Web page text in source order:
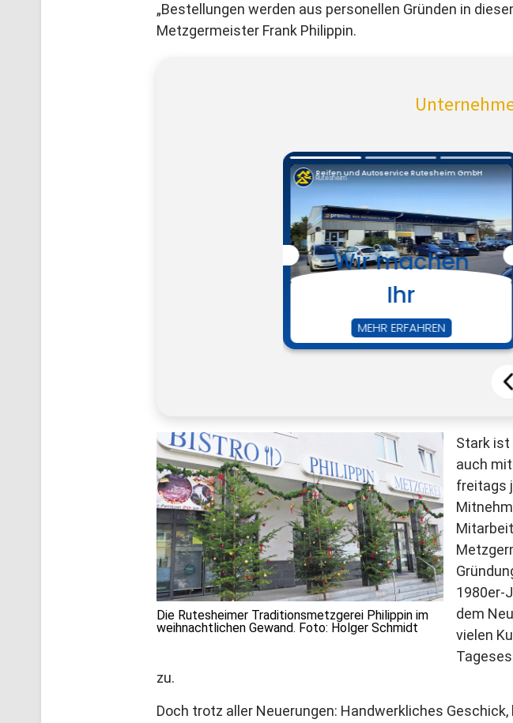
„Bestellungen werden aus personellen Gründen in
Metzgermeister Frank Philippin.
Die Rutesheimer Traditionsmetzgerei Philippin im
weihnachtlichen Gewand. Foto: Holger Schmidt
Stark ist
auch
freitags
1980er-
dem
vielen
zu.
Doch trotz aller Neuerungen: Handwerkliches